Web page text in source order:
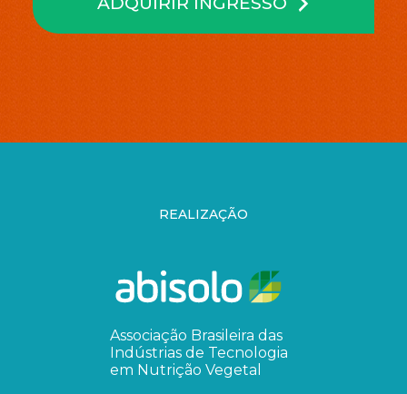
REALIZAÇÃO
Associação Brasileira das
Indústrias de Tecnologia
em Nutrição Vegetal